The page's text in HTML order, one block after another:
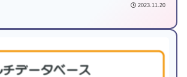
アの「LifeKeeper（ライフキーパー）」に
2023.11.20